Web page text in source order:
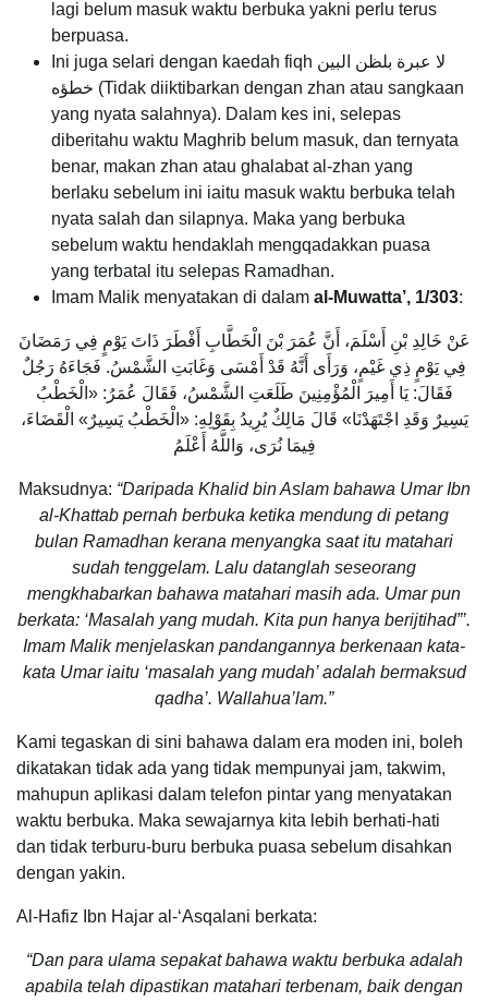
lagi belum masuk waktu berbuka yakni perlu terus
berpuasa.
Ini juga selari dengan kaedah fiqh لا عبرة بلظن البين
خطؤه (Tidak diiktibarkan dengan zhan atau sangkaan
yang nyata salahnya). Dalam kes ini, selepas
diberitahu waktu Maghrib belum masuk, dan ternyata
benar, makan zhan atau ghalabat al-zhan yang
berlaku sebelum ini iaitu masuk waktu berbuka telah
nyata salah dan silapnya. Maka yang berbuka
sebelum waktu hendaklah mengqadakkan puasa
yang terbatal itu selepas Ramadhan.
Imam Malik menyatakan di dalam al-Muwatta’, 1/303:
عَنْ خَالِدِ بْنِ أَسْلَمَ، أَنَّ عُمَرَ بْنَ الْخَطَّابِ أَفْطَرَ ذَاتَ يَوْمٍ فِي رَمَضَانَ
فِي يَوْمٍ ذِي غَيْمٍ، وَرَأَى أَنَّهُ قَدْ أَمْسَى وَغَابَتِ الشَّمْسُ. فَجَاءَهُ رَجُلٌ
فَقَالَ: يَا أَمِيرَ الْمُؤْمِنِينَ طَلَعَتِ الشَّمْسُ، فَقَالَ عُمَرُ: «الْخَطْبُ
يَسِيرٌ وَقَدِ اجْتَهَدْنَا» قَالَ مَالِكٌ يُرِيدُ بِقَوْلِهِ: «الْخَطْبُ يَسِيرٌ» الْقَضَاءَ،
فِيمَا نُرَى، وَاللَّهُ أَعْلَمُ
Maksudnya: “Daripada Khalid bin Aslam bahawa Umar Ibn
al-Khattab pernah berbuka ketika mendung di petang
bulan Ramadhan kerana menyangka saat itu matahari
sudah tenggelam. Lalu datanglah seseorang
mengkhabarkan bahawa matahari masih ada. Umar pun
berkata: ‘Masalah yang mudah. Kita pun hanya berijtihad”’.
Imam Malik menjelaskan pandangannya berkenaan kata-
kata Umar iaitu ‘masalah yang mudah’ adalah bermaksud
qadha’. Wallahua’lam.”
Kami tegaskan di sini bahawa dalam era moden ini, boleh
dikatakan tidak ada yang tidak mempunyai jam, takwim,
mahupun aplikasi dalam telefon pintar yang menyatakan
waktu berbuka. Maka sewajarnya kita lebih berhati-hati
dan tidak terburu-buru berbuka puasa sebelum disahkan
dengan yakin.
Al-Hafiz Ibn Hajar al-‘Asqalani berkata:
“Dan para ulama sepakat bahawa waktu berbuka adalah
apabila telah dipastikan matahari terbenam, baik dengan